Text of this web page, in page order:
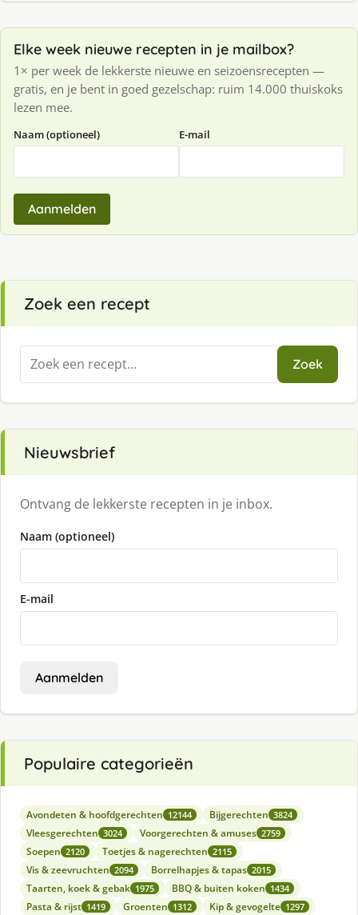
Elke week nieuwe recepten in je mailbox?
1× per week de lekkerste nieuwe en seizoensrecepten —
gratis, en je bent in goed gezelschap: ruim 14.000 thuiskoks
lezen mee.
Naam (optioneel) E-mail
Aanmelden
Zoek een recept
Zoeken
naar:
Zoek
Nieuwsbrief
Ontvang de lekkerste recepten in je inbox.
Naam (optioneel)
E-mail
Aanmelden
Populaire categorieën
Avondeten & hoofdgerechten 12144 Bijgerechten 3824
Vleesgerechten 3024 Voorgerechten & amuses 2759
Soepen 2120 Toetjes & nagerechten 2115
Vis & zeevruchten 2094 Borrelhapjes & tapas 2015
Taarten, koek & gebak 1975 BBQ & buiten koken 1434
Pasta & rijst 1419 Groenten 1312 Kip & gevogelte 1297